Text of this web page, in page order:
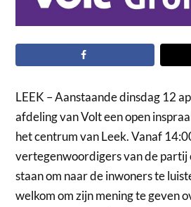
LEEK – Aanstaande dinsdag 12
afdeling van Volt een open
het centrum van Leek. Vanaf
vertegenwoordigers van de partij
staan om naar de inwoners te
welkom om zijn mening te geven